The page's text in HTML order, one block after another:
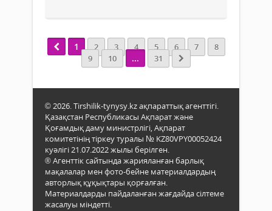
1 2 3 4 5 6 7
8
9
10 ... 31
© 2026. Tirshilik-tynysy.kz ақпараттық агенттігі.
Қазақстан Республикасы Ақпарат және
Қоғамдық даму министрлігі, Ақпарат
комитетінің тіркеу туралы № KZ80VPY00052424
куәлігі 21.07.2022 жылы берілген.
® Агенттік сайтында жарияланған барлық
мақалалар мен фото-бейне материалдардың
авторлық құқықтары қорғалған.
Материалдарды пайдаланған жағдайда сілтеме
жасалуы міндетті.